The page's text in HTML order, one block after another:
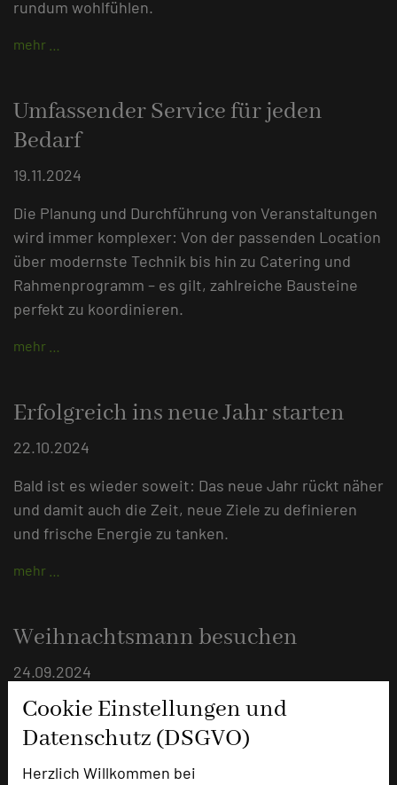
Cookie Einstellungen und
Datenschutz (DSGVO)
Herzlich Willkommen bei
rundum wohlfühlen.
mehr …
Umfassender Service für jeden
Bedarf
19.11.2024
Die Planung und Durchführung von Veranstaltungen
wird immer komplexer: Von der passenden Location
über modernste Technik bis hin zu Catering und
Rahmenprogramm – es gilt, zahlreiche Bausteine
perfekt zu koordinieren.
mehr …
Erfolgreich ins neue Jahr starten
22.10.2024
Bald ist es wieder soweit: Das neue Jahr rückt näher
und damit auch die Zeit, neue Ziele zu definieren
und frische Energie zu tanken.
mehr …
Weihnachtsmann besuchen
24.09.2024
Die Weihnachtszeit ist die Zeit der Besinnlichkeit
mehr …